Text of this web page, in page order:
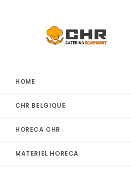
HOME
CHR BELGIQUE
HORECA CHR
MATERIEL HORECA